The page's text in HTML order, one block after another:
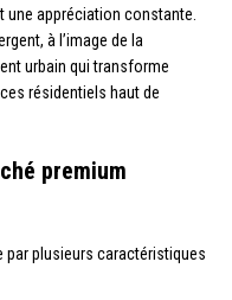
une appréciation constante.
à l’image de la
urbain qui transforme
résidentiels haut de
premium
par plusieurs caractéristiques